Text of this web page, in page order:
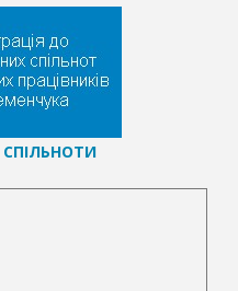
СПІЛЬНОТИ